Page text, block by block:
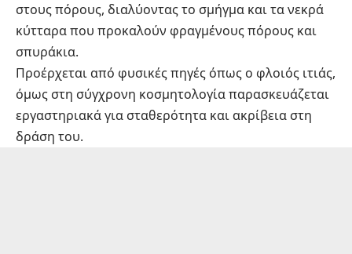
στους πόρους, διαλύοντας το σμήγμα και τα νεκρά
κύτταρα που προκαλούν φραγμένους πόρους και
σπυράκια.
Προέρχεται από φυσικές πηγές όπως ο φλοιός ιτιάς,
όμως στη σύγχρονη κοσμητολογία παρασκευάζεται
εργαστηριακά για σταθερότητα και ακρίβεια στη
δράση του.